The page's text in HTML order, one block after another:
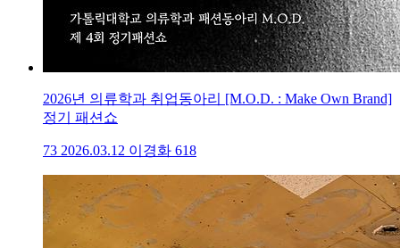
2026년 의류학과 취업동아리 [M.O.D. : Make Own Brand]
정기 패션쇼
73 2026.03.12 이경화 618